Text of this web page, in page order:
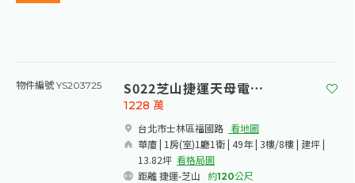
物件編號 YS203725 S022芝山捷運天母電梯美宅
台北市士林區福國路​ 看地圖
華廈 | 1房(室)1廳1衛 | 49年 | 3樓/8樓 | 建坪 |
13.82坪 看格局圖
距離 捷運-芝山
約120公尺
1228 萬